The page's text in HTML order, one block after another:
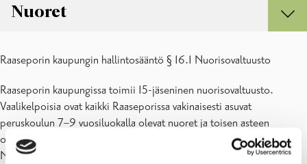
Nuoret
Nuorisotalot
Erityisnuorisotyö
Ankkuritoiminta
Ohjaamo
Etsivä nuorisotyö
Raaseporin kaupungin hallintosääntö § 16.1 Nuorisovaltuusto
Raaseporin kaupungissa toimii 15-jäseninen nuorisovaltuusto.
Vaalikelpoisia ovat kaikki Raaseporissa vakinaisesti asuvat
peruskoulun 7–9 vuosiluokalla olevat nuoret ja toisen asteen
opiskelijat, kunnes he täyttävät 19 vuotta. Toimikausi on yksi vuosi.
Nuorisovaltuuston valitsee nuorisoparlamentti. Kerran vuodessa